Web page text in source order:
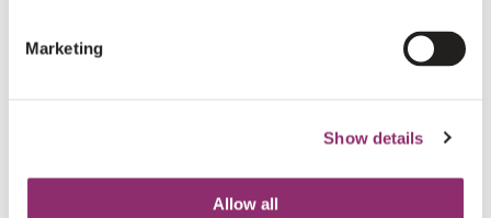
Marketing
Show details
Allow all
€5